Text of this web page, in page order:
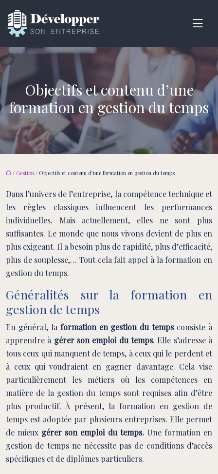
Objectifs et contenu d’une
formation en gestion du temps
/ Gestion / Objectifs et contenu d’une formation en gestion du temps
Dans l’univers de l’entreprise, la compétence technique et
les règles classiques influencent les performances
individuelles. Mais actuellement, elles ne sont plus
suffisantes. Le monde que nous vivons devient de plus en
plus exigeant. Il a besoin plus de rapidité, plus d’efficacité,
plus de souplesse,… Tout cela fait appel à la formation en
gestion du temps.
Généralités sur la formation en
gestion de temps
En général, la formation en gestion du tempsconsiste à
apprendre à gérer son emploi du temps. Elle s’adresse à
tous ceux qui manquent de temps, à ceux qui le perdent et
à ceux qui voudraient en gagner davantage. Cela vise
particulièrement les métiers où les compétences en
matière de la gestion du temps sont requises afin d’être
plus productif. À présent, la formation en gestion de
temps est adoptée par plusieurs entreprises. Elle permet
de mieux gérer son emploi du temps. Une formation en
gestion de temps ne nécessite pas de conditions d’accès
spécifiques et de diplômes particuliers.